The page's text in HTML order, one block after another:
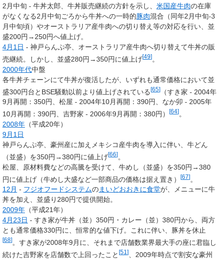
2月中旬 - 牛丼太郎、牛丼販売継続の方針を示し、 米国産牛肉の在庫
がなくなる2月中旬ごろから牛丼への一時的豚肉混合（同年2月中旬-3
月中旬頃）やオーストラリア産牛肉への切り替え等の対応を行い、並
盛200円→250円へ値上げ。
4月1日 - 神戸らんぷ亭、オーストラリア産牛肉へ切り替えて牛丼の販
売継続。しかし、並盛280円→350円に値上げ[49]。
2000年代中盤
各牛丼チェーンにて牛丼が復活したが、いずれも通常価格において並
盛300円台とBSE騒動以前より値上げされている[65]
（すき家 - 2004年
9月再開：350円、松屋 - 2004年10月再開：390円、なか卯 - 2005年
10月再開：390円、吉野家 - 2006年9月再開：380円）
[64] 。
2008年 （平成20年）
9月1日
神戸らんぷ亭、豪州産に加えメキシコ産牛肉を導入に伴い、牛どん
（並盛）を350円→380円に値上げ[66]。
松屋、原材料費などの高騰を受けて、牛めし（並盛）を350円→380
円に値上げ（牛めし大盛など一部商品の価格は据え置き）
[67]。
12月 - フジオフードシステムのまいどおおきに食堂が、メニューに牛
丼を加え、並盛り280円で提供開始。
2009年 （平成21年）
4月23日 - すき家が牛丼（並）350円・カレー（並）380円から、両方
とも通常価格330円に、恒常的な値下げ。これに伴い、豚丼を休止
[68] 。すき家が2008年9月に、それまで店舗数業界最大手の座に君臨し
続けた吉野家を店舗数で上回ったこと [51 ]
、2009年時点で割安な豪州